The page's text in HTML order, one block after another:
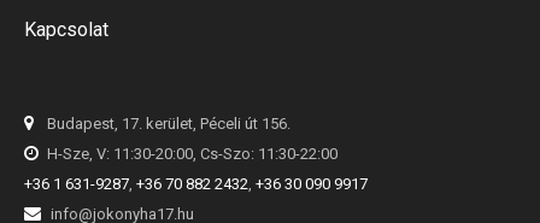
Kapcsolat
Budapest, 17. kerület, Péceli út 156.
H-Sze, V: 11:30-20:00, Cs-Szo: 11:30-22:00
+36 1 631-9287, +36 70 882 2432, +36 30 090 9917
info@jokonyha17.hu